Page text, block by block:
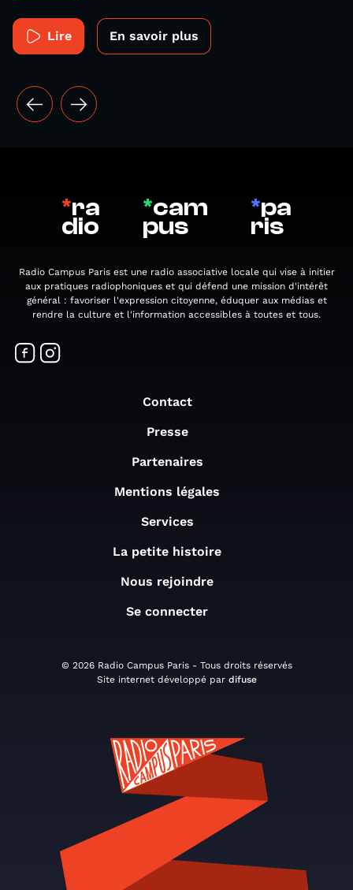
Lire En savoir plus
*ra
dio
*cam
pus
*pa
ris
Radio Campus Paris est une radio associative locale qui vise à initier
aux pratiques radiophoniques et qui défend une mission d'intérêt
général : favoriser l'expression citoyenne, éduquer aux médias et
rendre la culture et l'information accessibles à toutes et tous.
Contact
Presse
Partenaires
Mentions légales
Services
La petite histoire
Nous rejoindre
Se connecter
© 2026 Radio Campus Paris - Tous droits réservés
Site internet développé par difuse